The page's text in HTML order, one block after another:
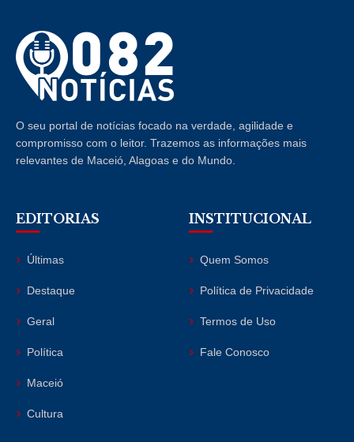
O seu portal de notícias focado na verdade, agilidade e
compromisso com o leitor. Trazemos as informações mais
relevantes de Maceió, Alagoas e do Mundo.
EDITORIAS
Últimas
Destaque
Geral
Política
Maceió
Cultura
INSTITUCIONAL
Quem Somos
Política de Privacidade
Termos de Uso
Fale Conosco